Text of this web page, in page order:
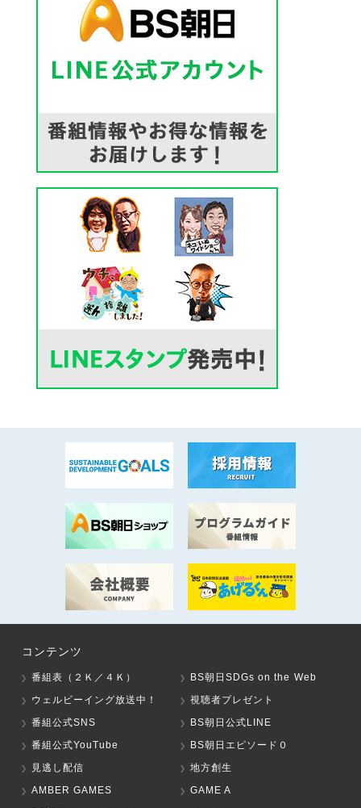
コンテンツ
番組表（２Ｋ／４Ｋ）
BS朝日SDGs on the Web
ウェルビーイング放送中！
視聴者プレゼント
番組公式SNS
BS朝日公式LINE
番組公式YouTube
BS朝日エピソード０
見逃し配信
地方創生
AMBER GAMES
GAME A